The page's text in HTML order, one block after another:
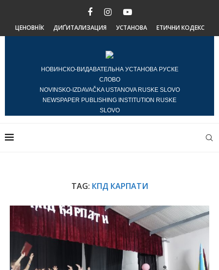
ЦЕНОВНЇК ДИҐИТАЛИЗАЦИЯ УСТАНОВА ЕТИЧНИ КОДЕКС
НОВИНСКО-ВИДАВАТЕЛЬНА УСТАНОВА РУСКЕ
СЛОВО
NOVINSKO-IZDAVAČKA USTANOVA RUSKE SLOVO
NEWSPAPER PUBLISHING INSTITUTION RUSKE
SLOVO
TAG: КПД КАРПАТИ